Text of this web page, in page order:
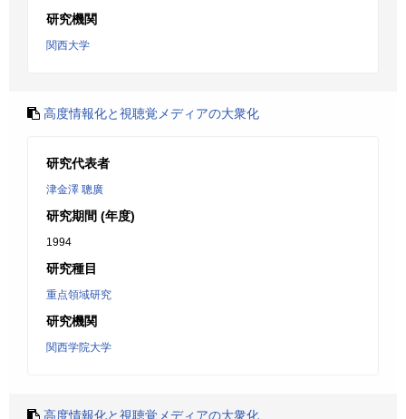
研究機関
関西大学
高度情報化と視聴覚メディアの大衆化
研究代表者
津金澤 聰廣
研究期間 (年度)
1994
研究種目
重点領域研究
研究機関
関西学院大学
高度情報化と視聴覚メディアの大衆化